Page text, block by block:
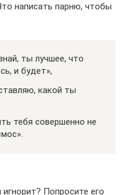
написать парню, чтобы
ты лучшее, что
и будет»,
какой ты
тебя совершенно не
Попросите его